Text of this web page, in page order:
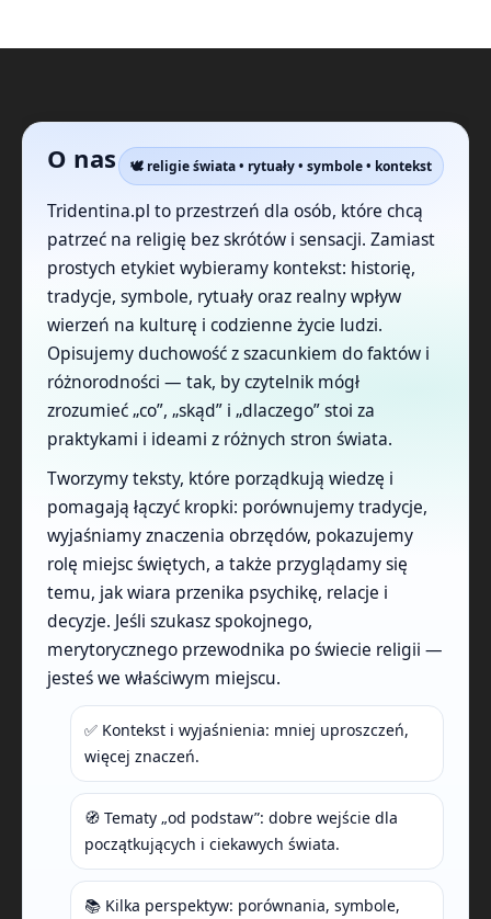
O nas 🕊️ religie świata • rytuały • symbole • kontekst
Tridentina.pl to przestrzeń dla osób, które chcą
patrzeć na religię bez skrótów i sensacji. Zamiast
prostych etykiet wybieramy kontekst: historię,
tradycje, symbole, rytuały oraz realny wpływ
wierzeń na kulturę i codzienne życie ludzi.
Opisujemy duchowość z szacunkiem do faktów i
różnorodności — tak, by czytelnik mógł
zrozumieć „co”, „skąd” i „dlaczego” stoi za
praktykami i ideami z różnych stron świata.
Tworzymy teksty, które porządkują wiedzę i
pomagają łączyć kropki: porównujemy tradycje,
wyjaśniamy znaczenia obrzędów, pokazujemy
rolę miejsc świętych, a także przyglądamy się
temu, jak wiara przenika psychikę, relacje i
decyzje. Jeśli szukasz spokojnego,
merytorycznego przewodnika po świecie religii —
jesteś we właściwym miejscu.
✅ Kontekst i wyjaśnienia: mniej uproszczeń,
więcej znaczeń.
🧭 Tematy „od podstaw”: dobre wejście dla
początkujących i ciekawych świata.
📚 Kilka perspektyw: porównania, symbole,